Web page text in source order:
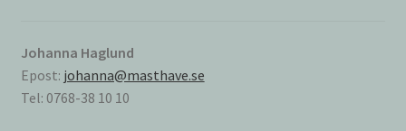
Johanna Haglund
Epost: johanna@masthave.se
Tel: 0768-38 10 10